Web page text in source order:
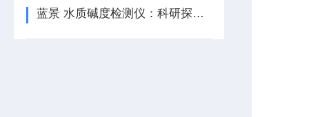
蓝景 水质碱度检测仪：科研探索的精准碱度利器